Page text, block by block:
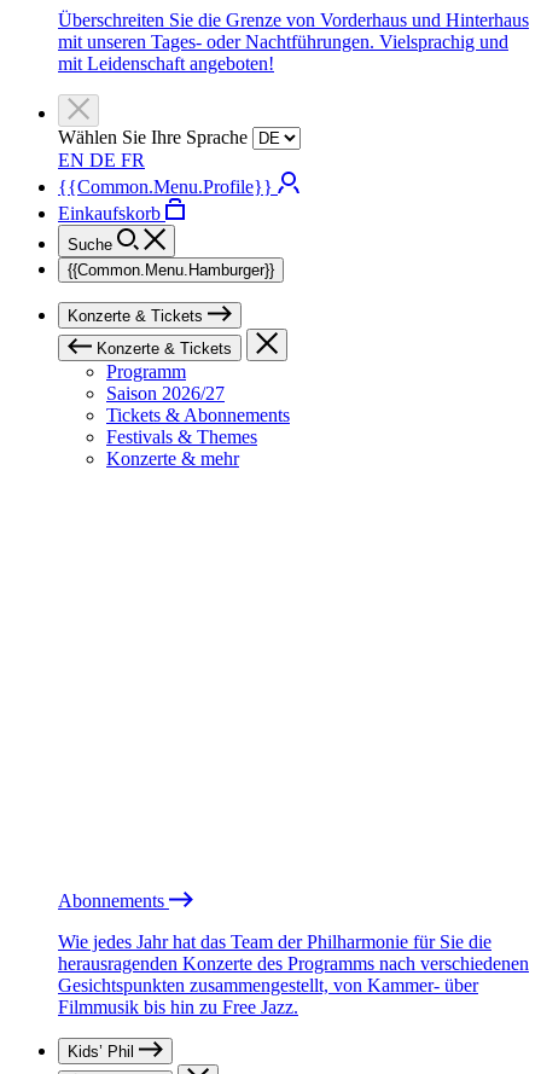
Überschreiten Sie die Grenze von Vorderhaus und Hinterhaus
mit unseren Tages- oder Nachtführungen. Vielsprachig und
mit Leidenschaft angeboten!
Wählen Sie Ihre Sprache
EN DE FR
{{Common.Menu.Profile}}
Einkaufskorb
Suche
{{Common.Menu.Hamburger}}
Konzerte & Tickets
Konzerte & Tickets
Programm
Saison 2026/27
Tickets & Abonnements
Festivals & Themes
Konzerte & mehr
Abonnements
Wie jedes Jahr hat das Team der Philharmonie für Sie die
herausragenden Konzerte des Programms nach verschiedenen
Gesichtspunkten zusammengestellt, von Kammer- über
Filmmusik bis hin zu Free Jazz.
Kids’ Phil